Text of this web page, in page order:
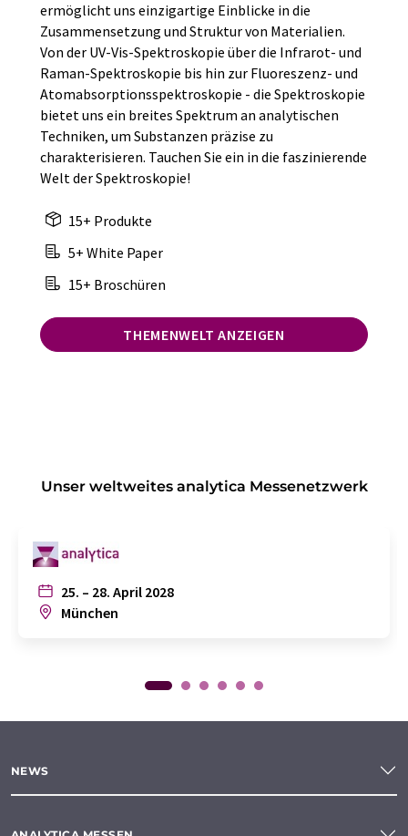
ermöglicht uns einzigartige Einblicke in die
Zusammensetzung und Struktur von Materialien.
Von der UV-Vis-Spektroskopie über die Infrarot- und
Raman-Spektroskopie bis hin zur Fluoreszenz- und
Atomabsorptionsspektroskopie - die Spektroskopie
bietet uns ein breites Spektrum an analytischen
Techniken, um Substanzen präzise zu
charakterisieren. Tauchen Sie ein in die faszinierende
Welt der Spektroskopie!
15+ Produkte
5+ White Paper
15+ Broschüren
THEMENWELT ANZEIGEN
Unser weltweites analytica Messenetzwerk
25. – 28. April 2028
München
NEWS